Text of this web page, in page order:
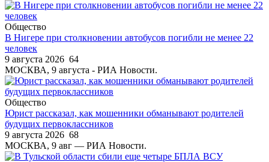
Общество
В Нигере при столкновении автобусов погибли не менее 22
человек
9 августа 2026 64
МОСКВА, 9 августа - РИА Новости.
Общество
Юрист рассказал, как мошенники обманывают родителей
будущих первоклассников
9 августа 2026 68
МОСКВА, 9 авг — РИА Новости.